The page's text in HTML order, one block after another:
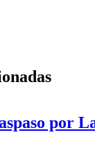
por